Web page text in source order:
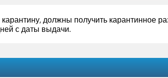
должны получить карантинное
с даты выдачи.